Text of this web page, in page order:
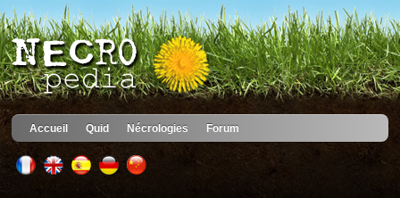
Accueil Quid Nécrologies Forum